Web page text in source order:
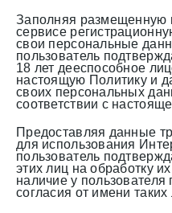
Заполняя размещенную
сервисе
свои персональные
пользователь
18 лет дееспособное
настоящую Политику и
своих персональных
соответствии с
Предоставляя данные
для использования
пользователь
этих лиц на обработку
наличие у
согласия от имени таких